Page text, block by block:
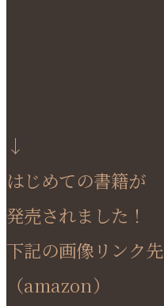
↓
はじめての書籍が
発売されました！
下記の画像リンク先
（amazon）